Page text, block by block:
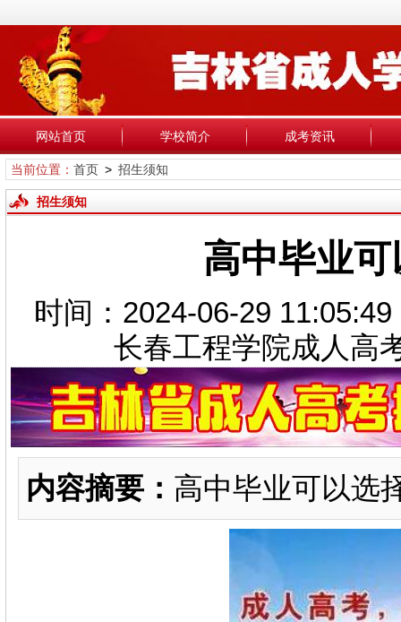
网站首页 学校简介 成考资讯
当前位置： 首页> 招生须知
招生须知
高中毕业
时间：2024-06-29
长春工程学院成人
内容摘要： 高中毕业可以选